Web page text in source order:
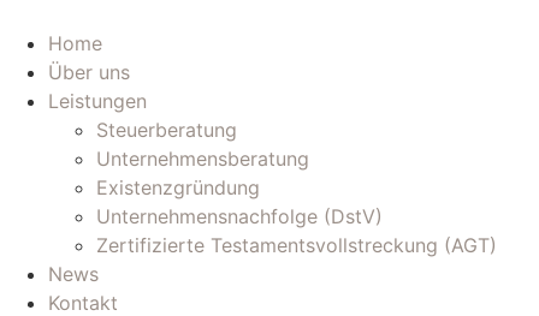
Inhalt
wechseln
Home
Über uns
Leistungen
Steuerberatung
Unternehmensberatung
Existenzgründung
Unternehmensnachfolge (DstV)
Zertifizierte Testamentsvollstreckung (AGT)
News
Kontakt